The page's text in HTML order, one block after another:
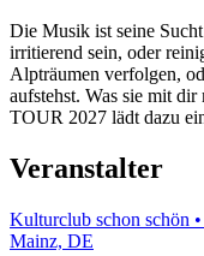
Die Musik ist seine
irritierend sein, oder
Alpträumen verfolgen,
aufstehst. Was sie mit
TOUR 2027 lädt dazu
Veranstalter
Kulturclub schon schön
Mainz, DE